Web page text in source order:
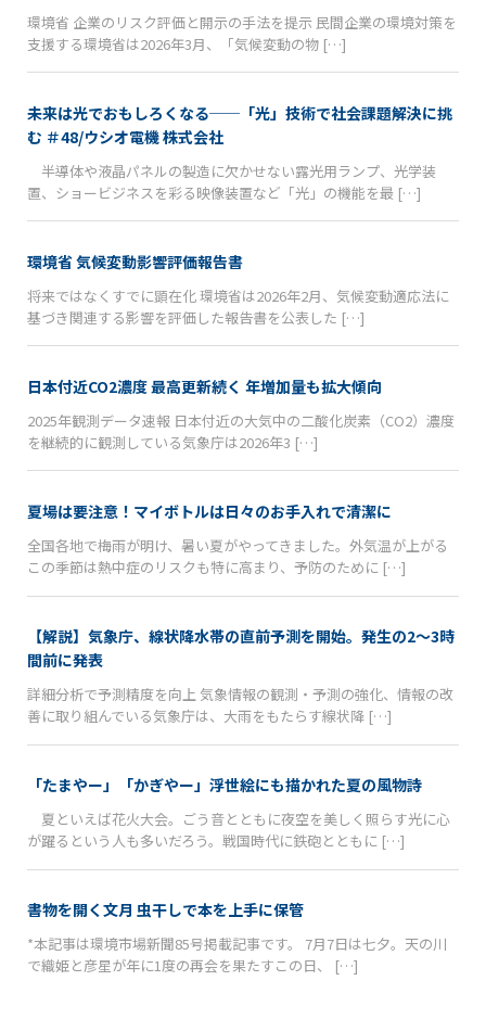
環境省 企業のリスク評価と開示の手法を提示 民間企業の環境対策を
支援する環境省は2026年3月、「気候変動の物 […]
未来は光でおもしろくなる──「光」技術で社会課題解決に挑
む ＃48/ウシオ電機 株式会社
半導体や液晶パネルの製造に欠かせない露光用ランプ、光学装
置、ショービジネスを彩る映像装置など「光」の機能を最 […]
環境省 気候変動影響評価報告書
将来ではなくすでに顕在化 環境省は2026年2月、気候変動適応法に
基づき関連する影響を評価した報告書を公表した […]
日本付近CO2濃度 最高更新続く 年増加量も拡大傾向
2025年観測データ速報 日本付近の大気中の二酸化炭素（CO2）濃度
を継続的に観測している気象庁は2026年3 […]
夏場は要注意！マイボトルは日々のお手入れで清潔に
全国各地で梅雨が明け、暑い夏がやってきました。外気温が上がる
この季節は熱中症のリスクも特に高まり、予防のために […]
【解説】気象庁、線状降水帯の直前予測を開始。発生の2〜3時
間前に発表
詳細分析で予測精度を向上 気象情報の観測・予測の強化、情報の改
善に取り組んでいる気象庁は、大雨をもたらす線状降 […]
「たまやー」「かぎやー」浮世絵にも描かれた夏の風物詩
夏といえば花火大会。ごう音とともに夜空を美しく照らす光に心
が躍るという人も多いだろう。戦国時代に鉄砲とともに […]
書物を開く文月 虫干しで本を上手に保管
*本記事は環境市場新聞85号掲載記事です。 7月7日は七夕。天の川
で織姫と彦星が年に1度の再会を果たすこの日、 […]